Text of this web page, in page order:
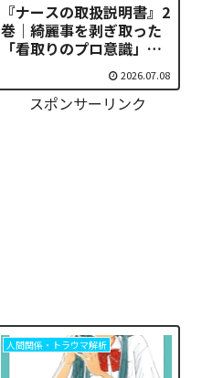
『ナースの取扱説明書』2
巻｜綺麗事を剥ぎ取った
「看取りのプロ意識」と
過酷すぎる現場の実態2026.07.08
スポンサーリンク
人間関係・トラウマ解析